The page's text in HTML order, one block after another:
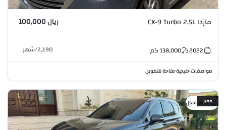
مازدا CX-9 Turbo 2.5L ريال 100,000
2022
138,000كم 2,190
/شهر
مواصفات خليجية•متاحة للتمويل
سعر عادلمميز